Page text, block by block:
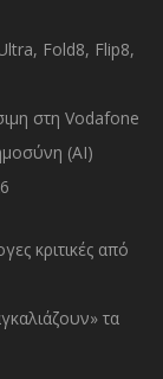
Fold8, Flip8,
στη Vodafone
(AI)
κριτικές από
τα